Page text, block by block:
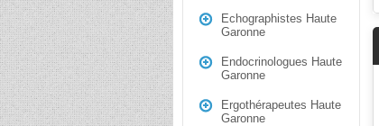
Echographistes Haute
Garonne
Endocrinologues Haute
Garonne
Ergothérapeutes Haute
Garonne